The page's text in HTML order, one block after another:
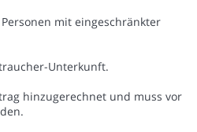
mit eingeschränkter
Unterkunft.
hinzugerechnet und muss vor